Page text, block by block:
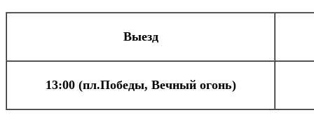
Выезд
13:00 (пл.Победы, Вечный огонь)